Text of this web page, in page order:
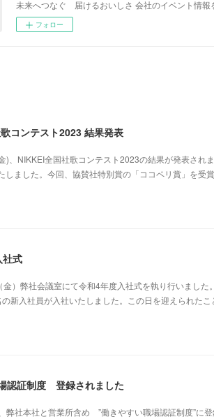
未来へつなぐ 届けるおいしさ 会社のイベント情報
フォロー
コンテスト2023 結果発表
)、NIKKEI全国社歌コンテスト2023の結果が発表され
しました。今回、協賛社特別賞の「ココペリ賞」を受賞
式
）弊社会議室にて令和4年度入社式を執り行いまし
新入社員が入社いたしました。この日を迎えられたこ
認証制度 登録されました
弊社本社と営業所含め ”働きやすい職場認証制度”に